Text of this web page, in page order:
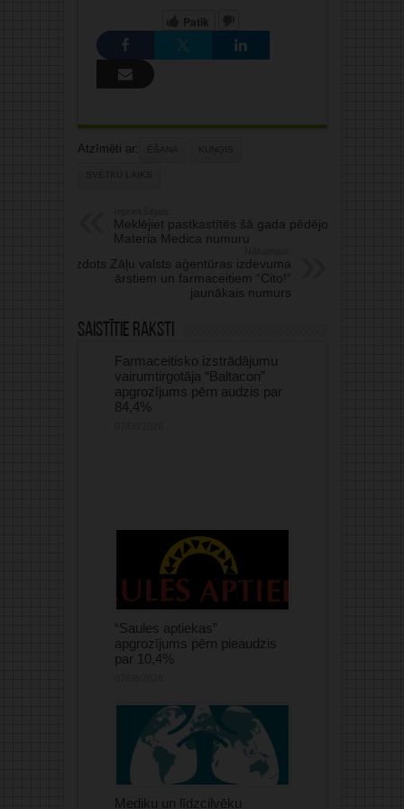
Patīk
Atzīmēti ar: ĒŠANA KUŅĢIS
SVĒTKU LAIKS
Meklējiet pastkastītēs šā gada pēdējo
Materia Medica numuru
Izdots Zāļu valsts aģentūras izdevuma
ārstiem un farmaceitiem “Cito!”
jaunākais numurs
Saistītie raksti
Farmaceitisko izstrādājumu
vairumtirgotāja “Baltacon”
apgrozījums pērn audzis par
84,4%
“Saules aptiekas”
apgrozījums pērn pieaudzis
par 10,4%
Mediķu un līdzcilvēku